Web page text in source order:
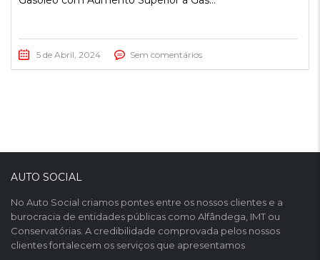
5 de Abril, 2024 Sem comentários
AUTO SOCIAL
No Auto Social criamos pontes entre os nossos clientes e a
burocracia de entidades públicas como Alfândega, IMT ou
Conservatórias. A credibilidade comprovada pelos nossos
clientes fortalecem os serviços que apresentamos